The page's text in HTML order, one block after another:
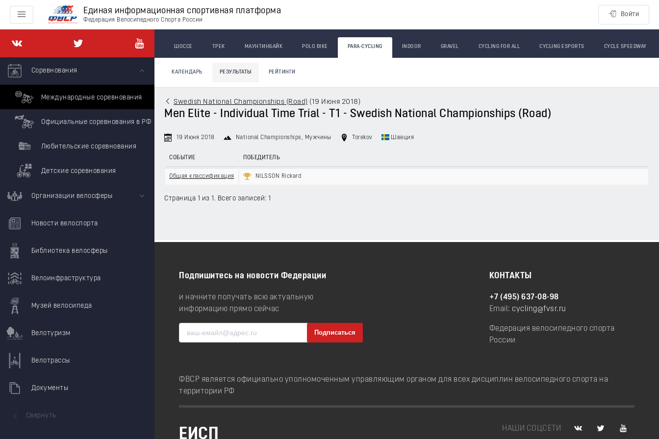
Единая информационная спортивная платформа
Федерация Велосипедного Спорта России
Войти
Соревнования
Международные соревнования
Официальные соревнования в РФ
Любительские соревнования
Детские соревнования
Организации велосферы
Новости велоспорта
Библиотека велосферы
Велоинфраструктура
Музей велосипеда
Велотуризм
Велотрассы
Документы
Свернуть
ШОССЕ ТРЕК МАУНТИНБАЙК POLO BIKE PARA-CYCLING INDOOR GRAVEL CYCLING FOR ALL CYCLING ESPORTS CYCLE SPEEDWAY
КАЛЕНДАРЬ РЕЗУЛЬТАТЫ РЕЙТИНГИ
Swedish National Championships (Road) (19 Июня 2018 )
Men Elite - Individual Time Trial - T1 - Swedish National Championships (Road)
19 Июня 2018 National Championships , Мужчины Torekov Швеция
СОБЫТИЕ ПОБЕДИТЕЛЬ
Общая классификация NILSSON Rickard
Страница 1 из 1. Всего записей: 1
Подпишитесь на новости Федерации
и начните получать всю актуальную
информацию прямо сейчас
КОНТАКТЫ
+7 (495) 637-08-98
Email: cycling@fvsr.ru
Федерация велосипедного спорта
России
ФВСР является официально уполномоченным управляющим органом для всех дисциплин велосипедного спорта на
территории РФ
НАШИ СОЦСЕТИ
ЕИСП